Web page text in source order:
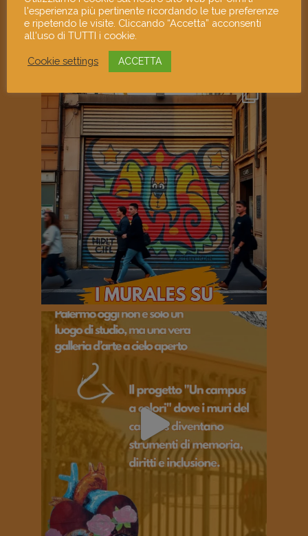
l'esperienza più pertinente ricordando le tue preferenze
e ripetendo le visite. Cliccando “Accetta” acconsenti
all'uso di TUTTI i cookie.
Cookie settings ACCETTA